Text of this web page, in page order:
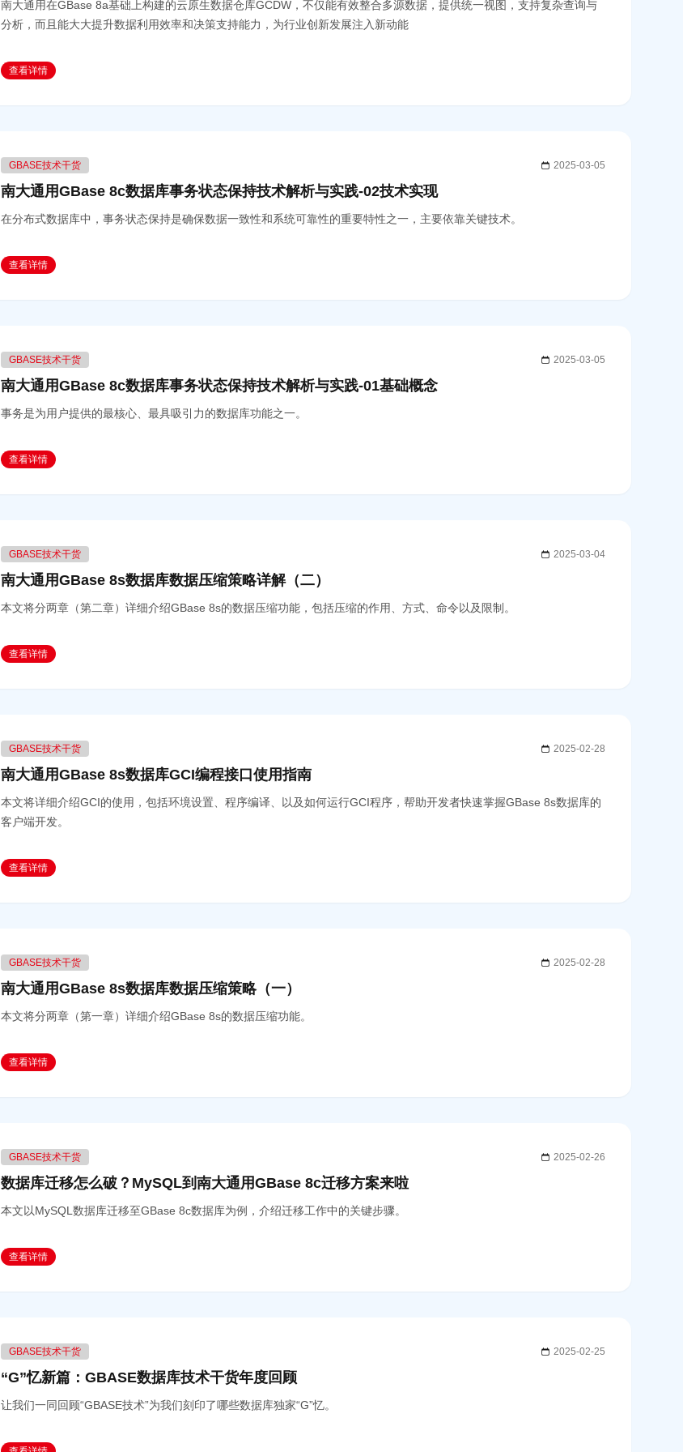
南大通用在GBase 8a基础上构建的云原生数据仓库GCDW，不仅能有效整合多源数据，提供统一视图，支持复杂查询与
分析，而且能大大提升数据利用效率和决策支持能力，为行业创新发展注入新动能
查看详情
GBASE技术干货 2025-03-05
南大通用GBase 8c数据库事务状态保持技术解析与实践-02技术实现
在分布式数据库中，事务状态保持是确保数据一致性和系统可靠性的重要特性之一，主要依靠关键技术。
查看详情
GBASE技术干货 2025-03-05
南大通用GBase 8c数据库事务状态保持技术解析与实践-01基础概念
事务是为用户提供的最核心、最具吸引力的数据库功能之一。
查看详情
GBASE技术干货 2025-03-04
南大通用GBase 8s数据库数据压缩策略详解（二）
本文将分两章（第二章）详细介绍GBase 8s的数据压缩功能，包括压缩的作用、方式、命令以及限制。
查看详情
GBASE技术干货 2025-02-28
南大通用GBase 8s数据库GCI编程接口使用指南
本文将详细介绍GCI的使用，包括环境设置、程序编译、以及如何运行GCI程序，帮助开发者快速掌握GBase 8s数据库的
客户端开发。
查看详情
GBASE技术干货 2025-02-28
南大通用GBase 8s数据库数据压缩策略（一）
本文将分两章（第一章）详细介绍GBase 8s的数据压缩功能。
查看详情
GBASE技术干货 2025-02-26
数据库迁移怎么破？MySQL到南大通用GBase 8c迁移方案来啦
本文以MySQL数据库迁移至GBase 8c数据库为例，介绍迁移工作中的关键步骤。
查看详情
GBASE技术干货 2025-02-25
“G”忆新篇：GBASE数据库技术干货年度回顾
让我们一同回顾“GBASE技术”为我们刻印了哪些数据库独家“G”忆。